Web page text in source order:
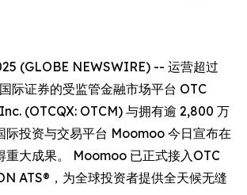
(GLOBE NEWSWIRE) -- 运营超过
际证券的受监管金融市场平台 OTC
(OTCQX: OTCM) 与拥有逾 2,800 万
际投资与交易平台 Moomoo 今日宣布在
重大成果。 Moomoo 已正式接入OTC
ATS®，为全球投资者提供全天候无缝